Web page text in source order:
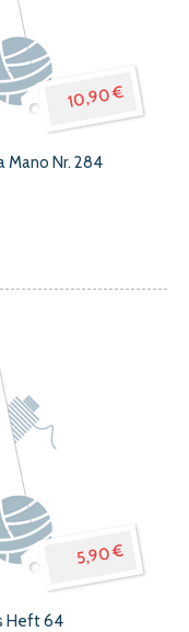
10,90 €
Mano Nr. 284
5,90 €
Heft 64